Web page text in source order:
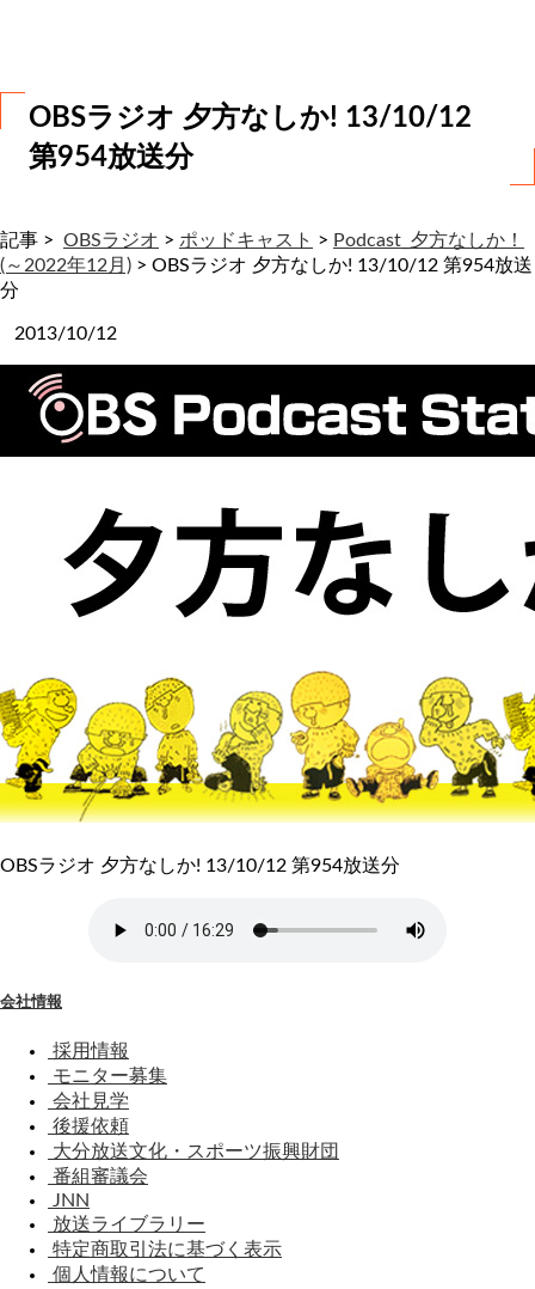
OBSラジオ 夕方なしか! 13/10/12
第954放送分
記事 > OBSラジオ > ポッドキャスト > Podcast_夕方なしか！
(～2022年12月) > OBSラジオ 夕方なしか! 13/10/12 第954放送
分
2013/10/12
OBSラジオ 夕方なしか! 13/10/12 第954放送分
会社情報
採用情報
モニター募集
会社見学
後援依頼
大分放送文化・スポーツ振興財団
番組審議会
JNN
放送ライブラリー
特定商取引法に基づく表示
個人情報について